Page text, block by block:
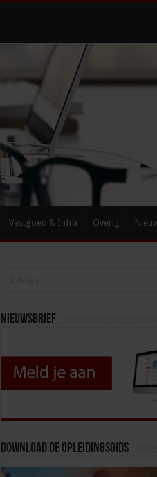
Vastgoed & Infra Overig
Nieuwsbrief
Download de opleidingsgids